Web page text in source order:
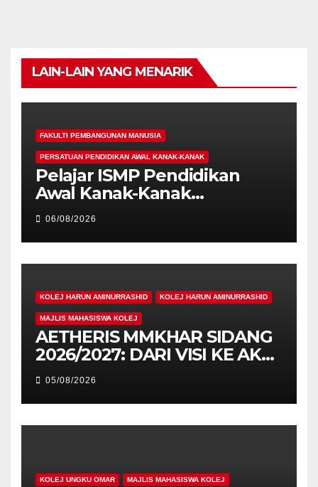
LAIN-LAIN YANG MENARIK
FAKULTI PEMBANGUNAN MANUSIA
PERSATUAN PENDIDIKAN AWAL KANAK-KANAK
Pelajar ISMP Pendidikan
Awal Kanak-Kanak
Cemerlang Raih
Pengiktirafan Antarabangsa
di IAM2026
06/08/2026
KOLEJ HARUN AMINURRASHID KOLEJ HARUN AMINURRASHID
MAJLIS MAHASISWA KOLEJ
AETHERIS MMKHAR SIDANG
2026/2027: DARI VISI KE AKSI,
MEMBINA LEGASI GENERASI
PEMIMPIN
05/08/2026
KOLEJ UNGKU OMAR MAJLIS MAHASISWA KOLEJ